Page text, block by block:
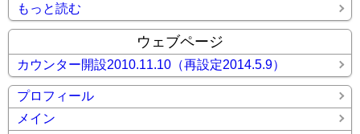
もっと読む
ウェブページ
カウンター開設2010.11.10（再設定2014.5.9）
プロフィール
メイン